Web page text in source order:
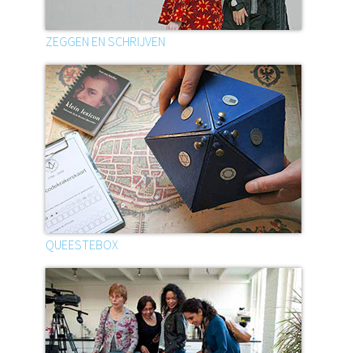
ZEGGEN EN SCHRIJVEN
QUEESTEBOX